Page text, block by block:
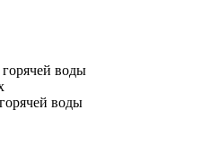
воды
воды